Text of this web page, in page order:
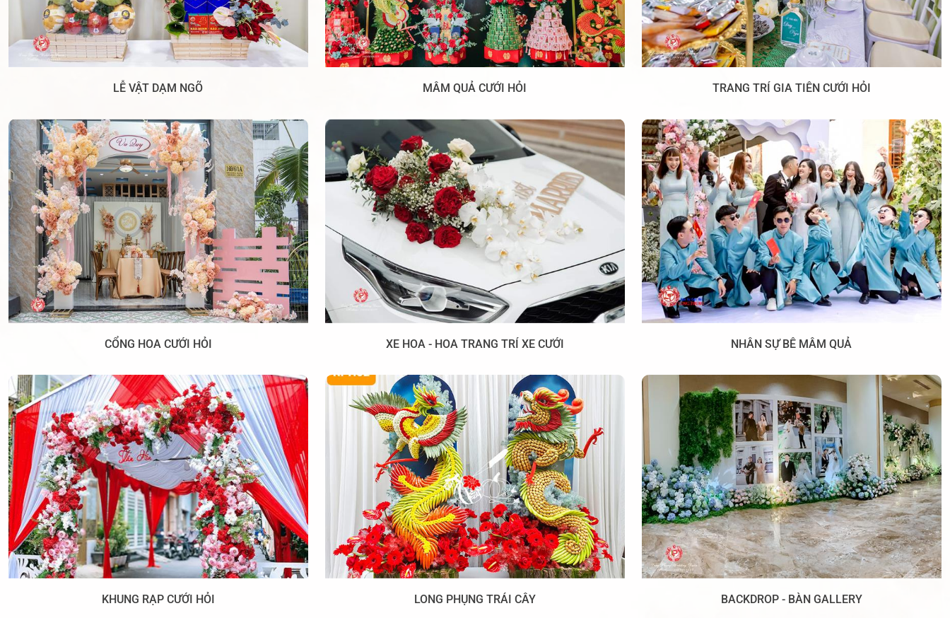
LỄ VẬT DẠM NGÕ MÂM QUẢ CƯỚI HỎI TRANG TRÍ GIA TIÊN CƯỚI HỎI
CỔNG HOA CƯỚI HỎI XE HOA - HOA TRANG TRÍ XE CƯỚI NHÂN SỰ BÊ MÂM QUẢ
KHUNG RẠP CƯỚI HỎI LONG PHỤNG TRÁI CÂY BACKDROP - BÀN GALLERY